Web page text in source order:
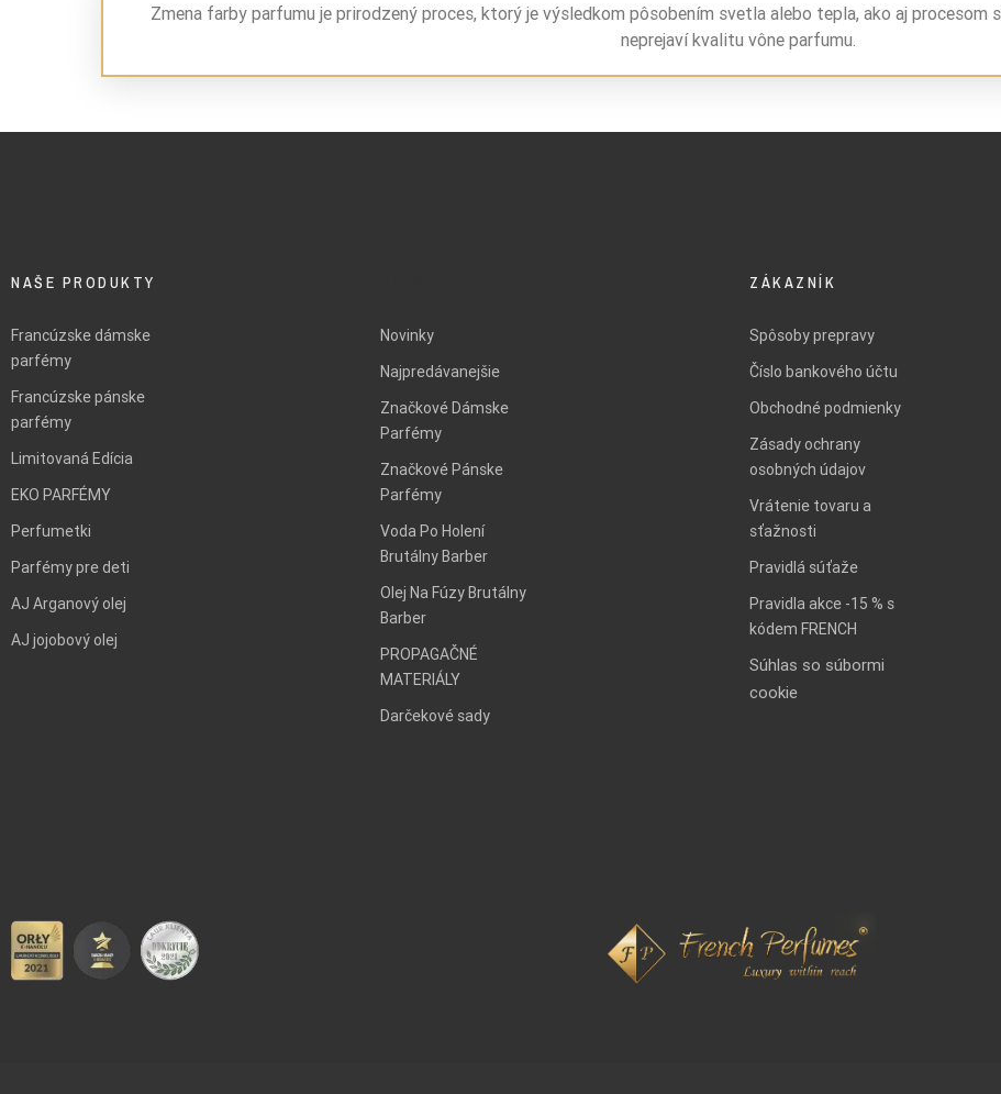
Zmena farby parfumu je prirodzený proces, ktorý je výsledkom pôsobením svetla alebo tepla, ako aj procesom
neprejaví kvalitu vône parfumu.
NAŠE PRODUKTY
Francúzske dámske
parfémy
Francúzske pánske
parfémy
Limitovaná Edícia
EKO PARFÉMY
Perfumetki
Parfémy pre deti
AJ Arganový olej
AJ jojobový olej
Novinky
Najpredávanejšie
Značkové Dámske
Parfémy
Značkové Pánske
Parfémy
Voda Po Holení
Brutálny Barber
Olej Na Fúzy Brutálny
Barber
PROPAGAČNÉ
MATERIÁLY
Darčekové sady
ZÁKAZNÍK
Spôsoby prepravy
Číslo bankového účtu
Obchodné podmienky
Zásady ochrany
osobných údajov
Vrátenie tovaru a
sťažnosti
Pravidlá súťaže
Pravidla akce -15 % s
kódem FRENCH
Súhlas so súbormi
cookie